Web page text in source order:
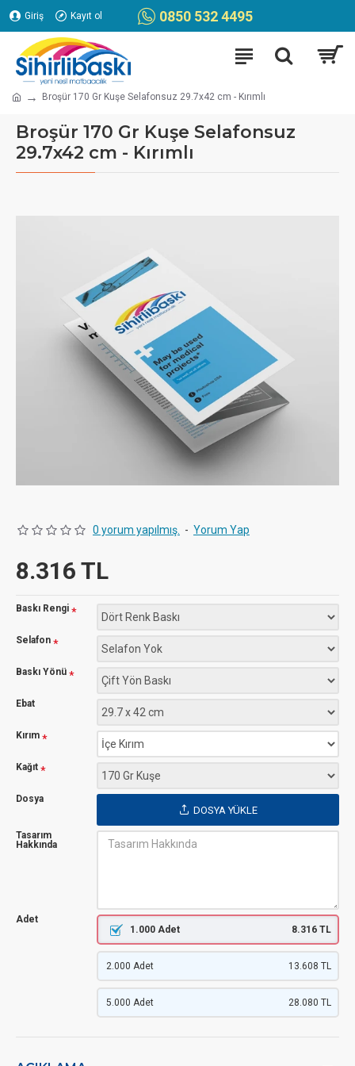
Giriş Kayıt ol 0850 532 4495
Broşür 170 Gr Kuşe Selafonsuz 29.7x42 cm - Kırımlı
Broşür 170 Gr Kuşe Selafonsuz
29.7x42 cm - Kırımlı
0 yorum yapılmış. - Yorum Yap
8.316 TL
Baskı Rengi
Selafon
Baskı Yönü
Ebat
Kırım
Kağıt
Dosya
DOSYA YÜKLE
Tasarım
Hakkında
Adet
1.000 Adet
8.316 TL
2.000 Adet 13.608 TL
5.000 Adet 28.080 TL